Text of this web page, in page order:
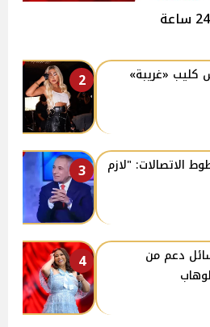
2
كليب «غريبة»
3
الاتصالات: "لازم
4
دعم من